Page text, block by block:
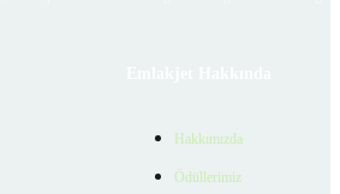
Hakkımızda
Ödüllerimiz